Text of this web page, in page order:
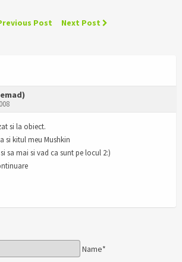
Post Next Post
si la obiect.
si kitul meu Mushkin
sa mai si vad ca sunt pe locul 2:)
Name*